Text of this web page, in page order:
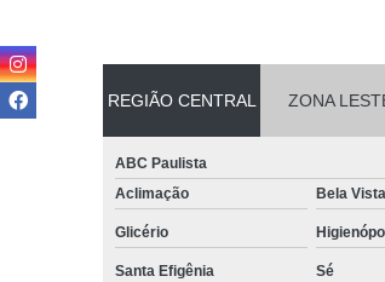
REGIÃO CENTRAL ZONA
ABC Paulista
Aclimação
Bela Vista
Glicério
Santa Efigênia Sé